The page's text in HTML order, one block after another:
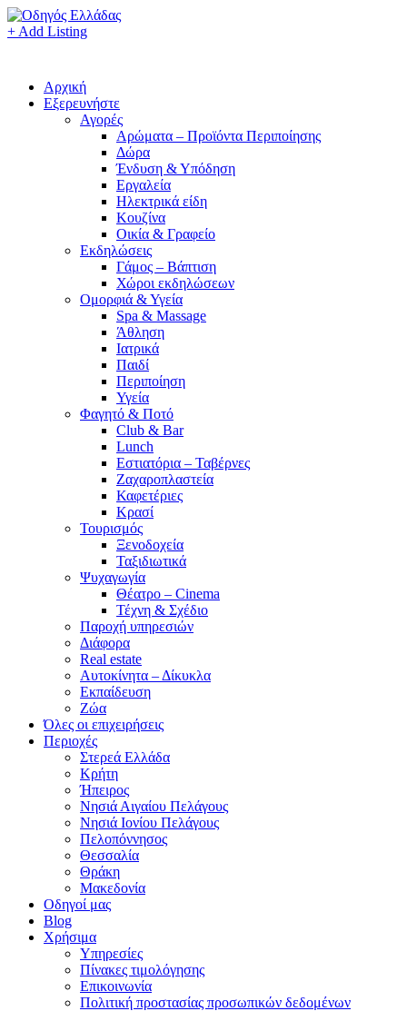
+ Add Listing
Αρχική
Εξερευνήστε
Αγορές
Αρώματα – Προϊόντα Περιποίησης
Δώρα
Ένδυση & Υπόδηση
Εργαλεία
Ηλεκτρικά είδη
Κουζίνα
Οικία & Γραφείο
Εκδηλώσεις
Γάμος – Βάπτιση
Χώροι εκδηλώσεων
Ομορφιά & Υγεία
Spa & Massage
Άθληση
Ιατρικά
Παιδί
Περιποίηση
Υγεία
Φαγητό & Ποτό
Club & Bar
Lunch
Εστιατόρια – Ταβέρνες
Ζαχαροπλαστεία
Καφετέριες
Κρασί
Τουρισμός
Ξενοδοχεία
Ταξιδιωτικά
Ψυχαγωγία
Θέατρο – Cinema
Τέχνη & Σχέδιο
Παροχή υπηρεσιών
Διάφορα
Real estate
Αυτοκίνητα – Δίκυκλα
Εκπαίδευση
Ζώα
Όλες οι επιχειρήσεις
Περιοχές
Στερεά Ελλάδα
Κρήτη
Ήπειρος
Νησιά Αιγαίου Πελάγους
Νησιά Ιονίου Πελάγους
Πελοπόννησος
Θεσσαλία
Θράκη
Μακεδονία
Οδηγοί μας
Blog
Χρήσιμα
Υπηρεσίες
Πίνακες τιμολόγησης
Επικοινωνία
Πολιτική προστασίας προσωπικών δεδομένων